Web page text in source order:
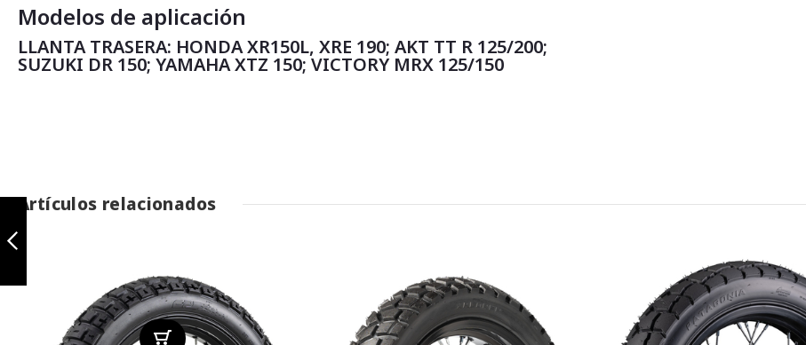
Terrasport 90/90-
Modelos de aplicación
LLANTA TRASERA: HONDA XR150L, XRE 190; AKT TT R 125/200;
SUZUKI DR 150; YAMAHA XTZ 150; VICTORY MRX 125/150
Artículos relacionados